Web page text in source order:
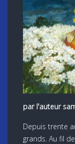
par l'auteur
Depuis trente
grands. Au fil